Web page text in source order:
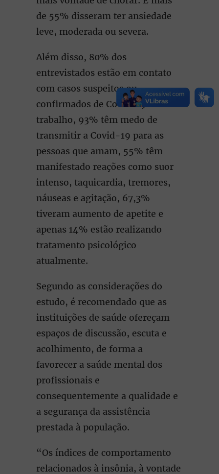
de 55% disseram ter ansiedade
leve, moderada ou severa.
Além disso, 80% dos
entrevistados estão em contato
com casos suspeitos ou
confirmados de Covid-19 no
trabalho, 93% têm medo de
transmitir a Covid-19 para as
pessoas que amam, 55% têm
manifestado reações como suor
intenso, taquicardia, tremores,
náuseas e agitação, 67,3%
tiveram aumento de apetite e
apenas 14% estão realizando
tratamento psicológico
atualmente.
Segundo as considerações do
estudo, é recomendado que as
instituições de saúde ofereçam
espaços de discussão, escuta e
acolhimento, de forma a
favorecer a saúde mental dos
profissionais e
consequentemente a qualidade e
a segurança da assistência
prestada à população.
“Os índices de comportamento
relacionados à insônia, à vontade